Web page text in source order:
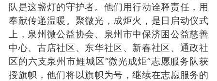
队是这盏灯的守护者。他们用行动诠释责任，用
奉献传递温暖。聚微光，成炬火，是日启动仪式
上，泉州微公益协会、泉州市中保济困公益慈善
中心、古店社区、东华社区、新春社区、通政社
区的六支泉州市鲤城区“微光成炬”志愿服务队获
授旗帜，他们将以旗帜为号，继续在志愿服务的